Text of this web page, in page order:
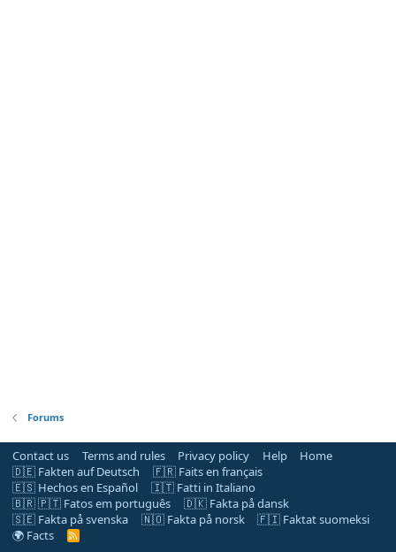
Forums
Contact us Terms and rules Privacy policy Help
Home
🇩🇪 Fakten auf Deutsch
🇫🇷 Faits en français
🇪🇸 Hechos en Español
🇮🇹 Fatti in Italiano
🇧🇷 🇵🇹 Fatos em português
🇩🇰 Fakta på dansk
🇸🇪 Fakta på svenska
🇳🇴 Fakta på norsk
🇫🇮 Faktat suomeksi
🌍 Facts
R